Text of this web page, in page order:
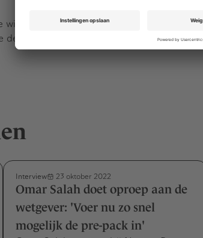
wil Arseus haar expertise uitbreiden in
details over deze transactie bekend
Interview 23 oktober 2022
Omar Salah doet oproep aan de
wetgever: 'Voer nu zo snel
mogelijk de pre-pack in'